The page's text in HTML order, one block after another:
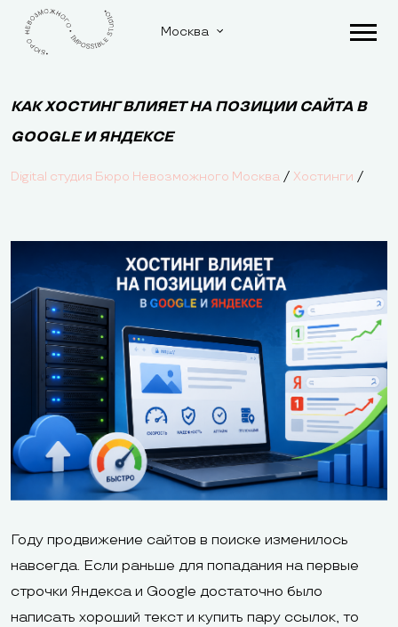
Москва
КАК ХОСТИНГ ВЛИЯЕТ НА ПОЗИЦИИ САЙТА В
GOOGLE И ЯНДЕКСЕ
Digital студия Бюро Невозможного Москва / Хостинги /
Году продвижение сайтов в поиске изменилось
навсегда. Если раньше для попадания на первые
строчки Яндекса и Google достаточно было
написать хороший текст и купить пару ссылок, то